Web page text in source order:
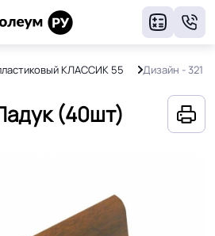
KЛАССИК 55 Дизайн - 321
(40шт)